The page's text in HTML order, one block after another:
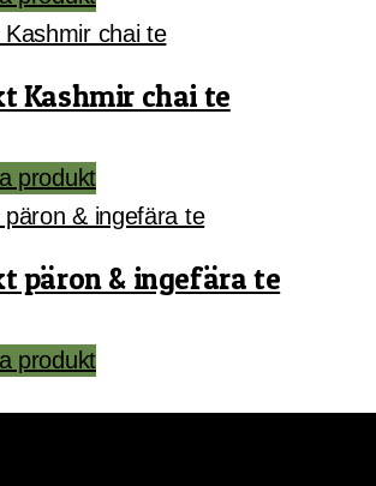
Kashmir chai te
produkt
päron & ingefära te
produkt